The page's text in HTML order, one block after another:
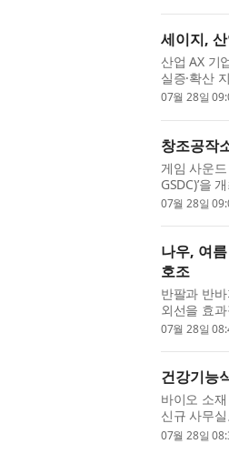
세이지,
산업 AX 기
실증·확산
이번 사업은
07월 28일
창조공작
게임 사운
GSDC)’을
아와 인디
07월 28일
나우, 여
호조
반팔과 반
외선을 효
아우터가 올
07월 28일
건강기능
바이오 소
신규 사무
OEM/ODM
07월 28일